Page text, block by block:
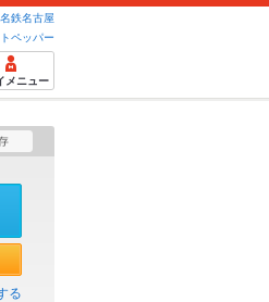
名鉄名古屋
ペッパー
メニュー
る